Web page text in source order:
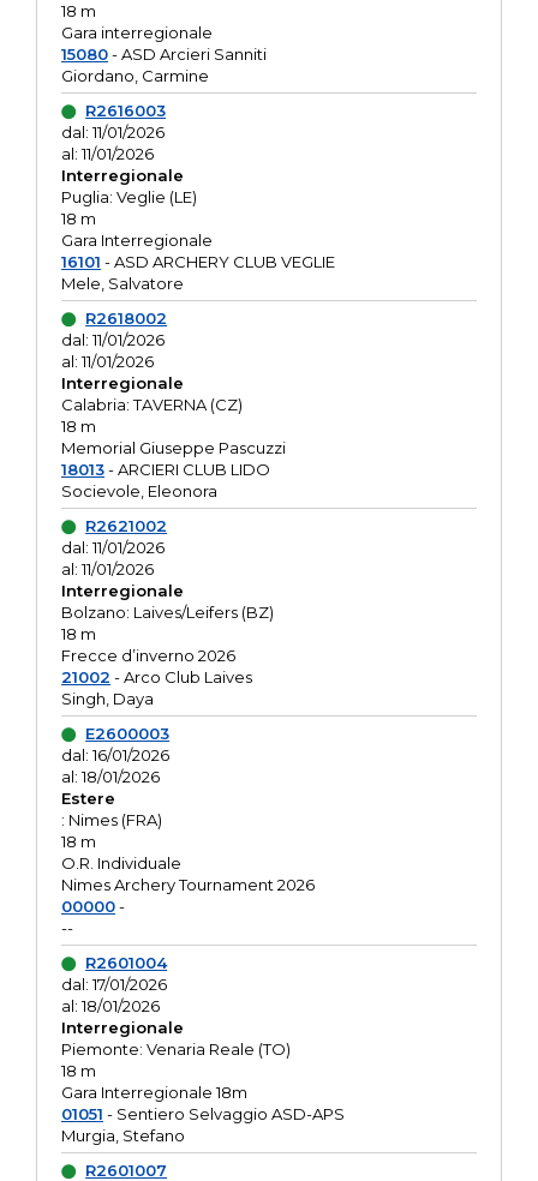
18 m
Gara interregionale
15080- ASD Arcieri Sanniti
Giordano, Carmine
R2616003
dal: 11/01/2026
al: 11/01/2026
Interregionale
Puglia: Veglie (LE)
18 m
Gara Interregionale
16101 - ASD ARCHERY CLUB VEGLIE
Mele, Salvatore
R2618002
dal: 11/01/2026
al: 11/01/2026
Interregionale
Calabria: TAVERNA (CZ)
18 m
Memorial Giuseppe Pascuzzi
18013- ARCIERI CLUB LIDO
Socievole, Eleonora
R2621002
dal: 11/01/2026
al: 11/01/2026
Interregionale
Bolzano: Laives/Leifers (BZ)
18 m
Frecce d’inverno 2026
21002 - Arco Club Laives
Singh, Daya
E2600003
dal: 16/01/2026
al: 18/01/2026
Estere
: Nimes (FRA)
18 m
O.R. Individuale
Nimes Archery Tournament 2026
00000-
--
R2601004
dal: 17/01/2026
al: 18/01/2026
Interregionale
Piemonte: Venaria Reale (TO)
18 m
Gara Interregionale 18m
01051 - Sentiero Selvaggio ASD-APS
Murgia, Stefano
R2601007